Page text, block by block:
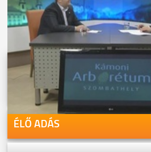
Videóink megtekinthetőek
Youtube-csatornánkon is!
ÉLŐ ADÁS